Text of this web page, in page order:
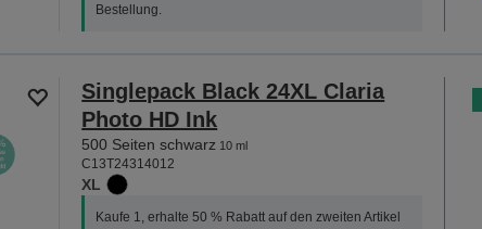
Bestellung.
Singlepack Black 24XL Claria
Photo HD Ink
500 Seiten schwarz 10 ml
C13T24314012
XL
Kaufe 1, erhalte 50 % Rabatt auf den zweiten Artikel